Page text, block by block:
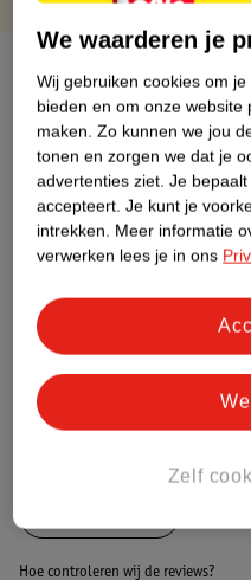
Over dit product
Productinformatie
Nature Impact Score
Dit
Impact
Bestel &
Hoe controleren wij de reviews?
We waarderen je
Wij gebruiken cookies om
bieden en om onze website
maken. Zo kunnen we jou
tonen en zorgen we dat je
advertenties ziet. Je
accepteert. Je kunt je
intrekken. Meer informatie
verwerken lees je in ons
Zelf